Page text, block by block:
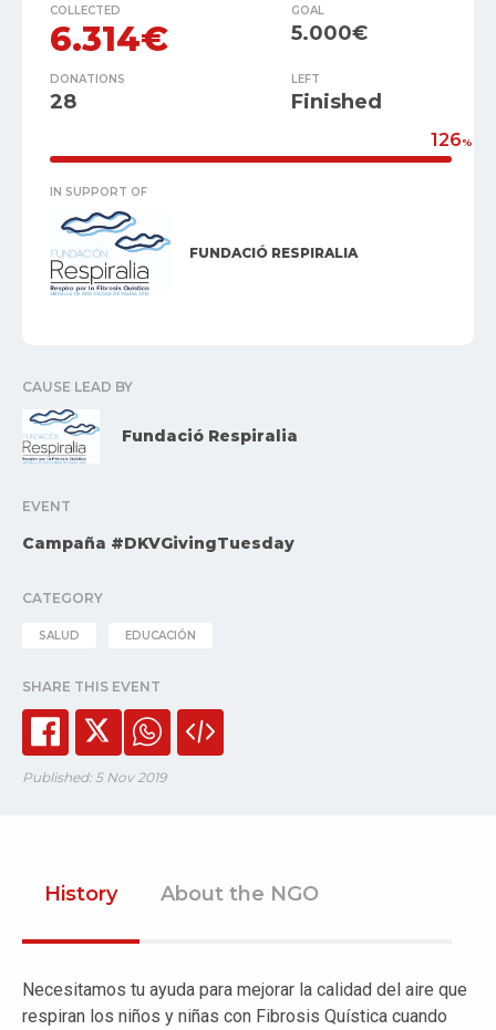
COLLECTED
6.314€
GOAL
5.000€
DONATIONS
28
LEFT
Finished
126%
IN SUPPORT OF
FUNDACIÓ RESPIRALIA
CAUSE LEAD BY
Fundació Respiralia
EVENT
Campaña #DKVGivingTuesday
CATEGORY
SALUD EDUCACIÓN
SHARE THIS EVENT
Published: 5 Nov 2019
History About the NGO
Necesitamos tu ayuda para mejorar la calidad del aire que
respiran los niños y niñas con Fibrosis Quística cuando